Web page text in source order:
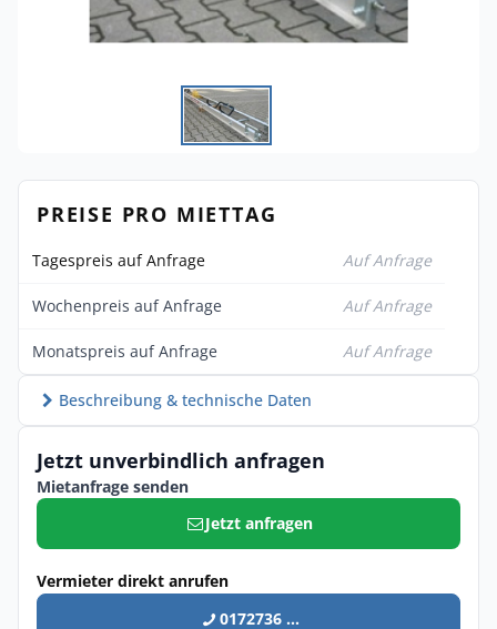
PREISE PRO MIETTAG
Tagespreis auf Anfrage Auf Anfrage
Wochenpreis auf Anfrage Auf Anfrage
Monatspreis auf Anfrage Auf Anfrage
Beschreibung & technische Daten
Jetzt unverbindlich anfragen
Mietanfrage senden
Jetzt anfragen
Vermieter direkt anrufen
0172736 ...